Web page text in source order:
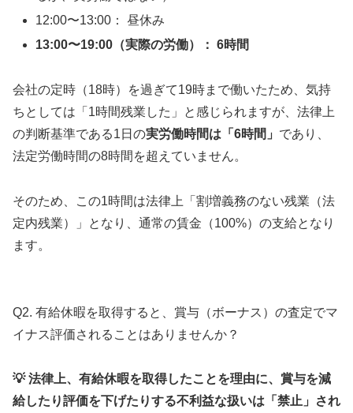
12:00〜13:00： 昼休み
13:00〜19:00（実際の労働）： 6時間
会社の定時（18時）を過ぎて19時まで働いたため、気持
ちとしては「1時間残業した」と感じられますが、法律上
の判断基準である1日の実労働時間は「6時間」 であり、
法定労働時間の8時間を超えていません。
そのため、この1時間は法律上「割増義務のない残業（法
定内残業）」となり、通常の賃金（100%）の支給となり
ます。
Q2. 有給休暇を取得すると、賞与（ボーナス）の査定でマ
イナス評価されることはありませんか？
💡 法律上、有給休暇を取得したことを理由に、賞与を減
給したり評価を下げたりする不利益な扱いは「禁止」され